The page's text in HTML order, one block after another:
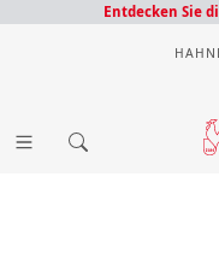
Entdecken Sie